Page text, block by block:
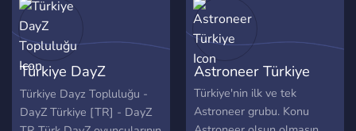
Saygılarımızla,
Brawl Stars Türkiye Discord Sunucusu Yönetimi
Türkiye DayZ
Topluluğu
Türkiye Dayz Topluluğu -
DayZ Türkiye [TR] - DayZ
Astroneer Türkiye
Türkiye'nin ilk ve tek
Astroneer grubu. Konu